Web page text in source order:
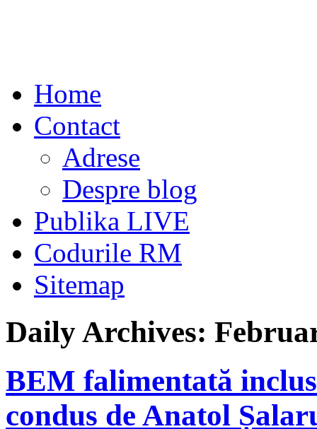
Home
Contact
Adrese
Despre blog
Publika LIVE
Codurile RM
Sitemap
Daily Archives:
BEM falimentată
condus de Anatol